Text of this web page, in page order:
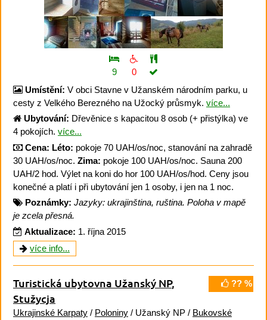
9
0
Umístění: V obci Stavne v Užanském národním parku, u
cesty z Velkého Berezného na Užocký průsmyk. více...
Ubytování: Dřevěnice s kapacitou 8 osob (+ přistýlka) ve
4 pokojích. více...
Cena: Léto: pokoje 70 UAH/os/noc, stanování na zahradě
30 UAH/os/noc. Zima: pokoje 100 UAH/os/noc. Sauna 200
UAH/2 hod. Výlet na koni do hor 100 UAH/os/hod. Ceny jsou
konečné a platí i při ubytování jen 1 osoby, i jen na 1 noc.
Poznámky: Jazyky: ukrajinština, ruština. Poloha v mapě
je zcela přesná.
Aktualizace: 1. října 2015
více info...
?? %
Turistická ubytovna Užanský NP,
Stužycja
Ukrajinské Karpaty / Poloniny / Užanský NP / Bukovské